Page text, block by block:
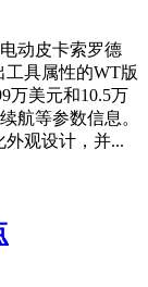
动皮卡索罗德
具属性的WT版
万美元和10.5万
航等参数信息。
观设计，并...